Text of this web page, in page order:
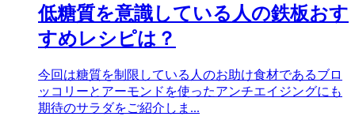
低糖質を意識している人の鉄板おす
すめレシピは？
今回は糖質を制限している人のお助け食材であるブロ
ッコリーとアーモンドを使ったアンチエイジングにも
期待のサラダをご紹介しま...